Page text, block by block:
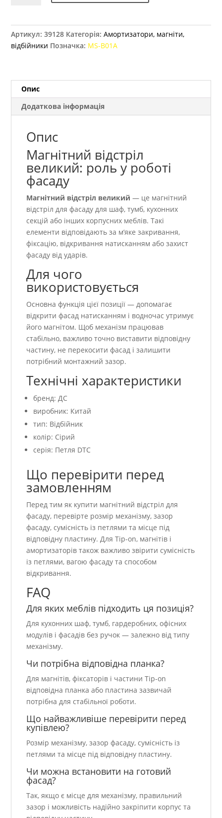
Артикул:39128 Категорія:Амортизатори, магніти,
відбійники Позначка: MS-B01A
Опис
Додаткова інформація
Опис
Магнітний відстріл
великий: роль у роботі
фасаду
Магнітний відстріл великий — це магнітний
відстріл для фасаду для шаф, тумб, кухонних
секцій або інших корпусних меблів. Такі
елементи відповідають за м’яке закривання,
фіксацію, відкривання натисканням або захист
фасаду від ударів.
Для чого
використовується
Основна функція цієї позиції — допомагає
відкрити фасад натисканням і водночас утримує
його магнітом. Щоб механізм працював
стабільно, важливо точно виставити відповідну
частину, не перекосити фасад і залишити
потрібний монтажний зазор.
Технічні характеристики
бренд: ДС
виробник: Китай
тип: Відбійник
колір: Сірий
серія: Петля DTC
Що перевірити перед
замовленням
Перед тим як купити магнітний відстріл для
фасаду, перевірте розмір механізму, зазор
фасаду, сумісність із петлями та місце під
відповідну пластину. Для Tip-on, магнітів і
амортизаторів також важливо звірити сумісність
із петлями, вагою фасаду та способом
відкривання.
FAQ
Для яких меблів підходить ця позиція?
Для кухонних шаф, тумб, гардеробних, офісних
модулів і фасадів без ручок — залежно від типу
механізму.
Чи потрібна відповідна планка?
Для магнітів, фіксаторів і частини Tip-on
відповідна планка або пластина зазвичай
потрібна для стабільної роботи.
Що найважливіше перевірити перед
купівлею?
Розмір механізму, зазор фасаду, сумісність із
петлями та місце під відповідну пластину.
Чи можна встановити на готовий
фасад?
Так, якщо є місце для механізму, правильний
зазор і можливість надійно закріпити корпус та